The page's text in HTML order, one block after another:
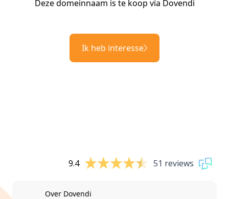
Deze domeinnaam is te koop via Dovendi
Ik heb interesse
9.4 51 reviews
Over Dovendi